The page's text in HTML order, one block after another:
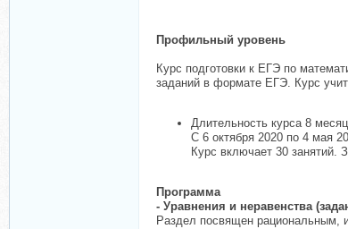
Профильный уровень
Курс подготовки к ЕГЭ по
заданий в формате ЕГЭ. Курс
Длительность курса 8
С 6 октября 2020 по 4 мая
Курс включает 30 занятий.
Программа
- Уравнения и неравенства
Раздел посвящен рациональным,